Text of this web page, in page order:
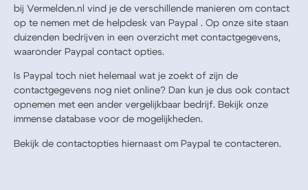
bij Vermelden.nl vind je de verschillende manieren om contact
op te nemen met de helpdesk van Paypal . Op onze site staan
duizenden bedrijven in een overzicht met contactgegevens,
waaronder Paypal contact opties.
Is Paypal toch niet helemaal wat je zoekt of zijn de
contactgegevens nog niet online? Dan kun je dus ook contact
opnemen met een ander vergelijkbaar bedrijf. Bekijk onze
immense database voor de mogelijkheden.
Bekijk de contactopties hiernaast om Paypal te contacteren.